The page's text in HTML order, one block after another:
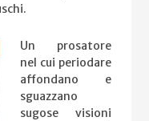
Un prosatore
nel cui periodare
affondano e
sguazzano
sugose visioni